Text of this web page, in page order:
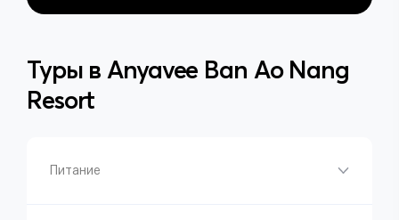
Туры вAnyavee Ban Ao Nang
Resort
Питание